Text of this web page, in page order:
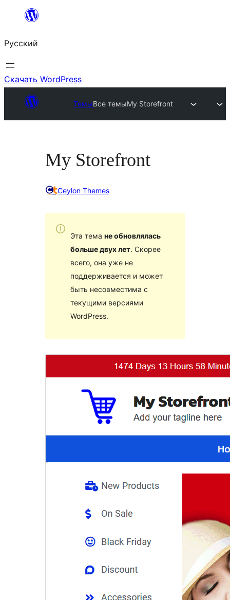
Перейти
содержимому
Русский
Скачать WordPress
ТемыВсе темыMy Storefront
My Storefront
Ceylon Themes
Эта тема не обновлялась
больше двух лет. Скорее
всего, она уже не
поддерживается и может
быть несовместима с
текущими версиями
WordPress.